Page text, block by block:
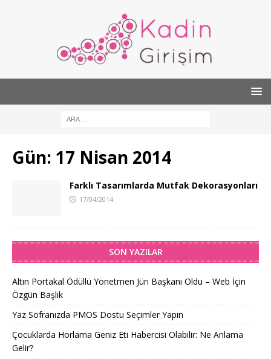
Gün: 17 Nisan 2014
Farklı Tasarımlarda Mutfak Dekorasyonları
17/04/2014
SON YAZILAR
Altın Portakal Ödüllü Yönetmen Jüri Başkanı Oldu – Web İçin
Özgün Başlık
Yaz Sofranızda PMOS Dostu Seçimler Yapın
Çocuklarda Horlama Geniz Eti Habercisi Olabilir: Ne Anlama
Gelir?